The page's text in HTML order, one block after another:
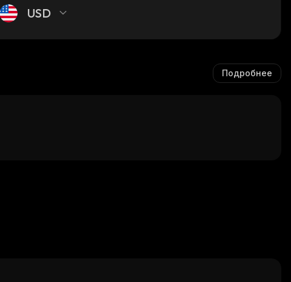
USD
Подробнее